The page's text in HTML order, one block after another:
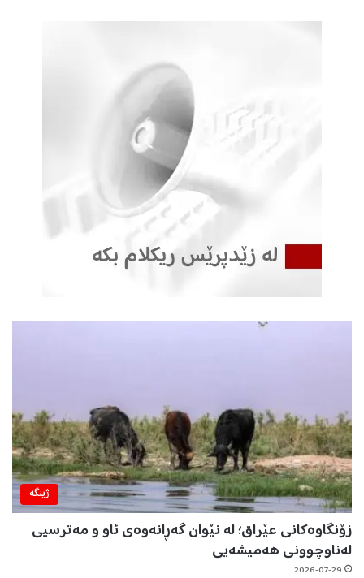
ژینگه‌
زۆنگاوەکانی عێراق؛ لە نێوان گەڕانەوەی ئاو و مەترسیی
لەناوچوونی هەمیشەیی
2026-07-29